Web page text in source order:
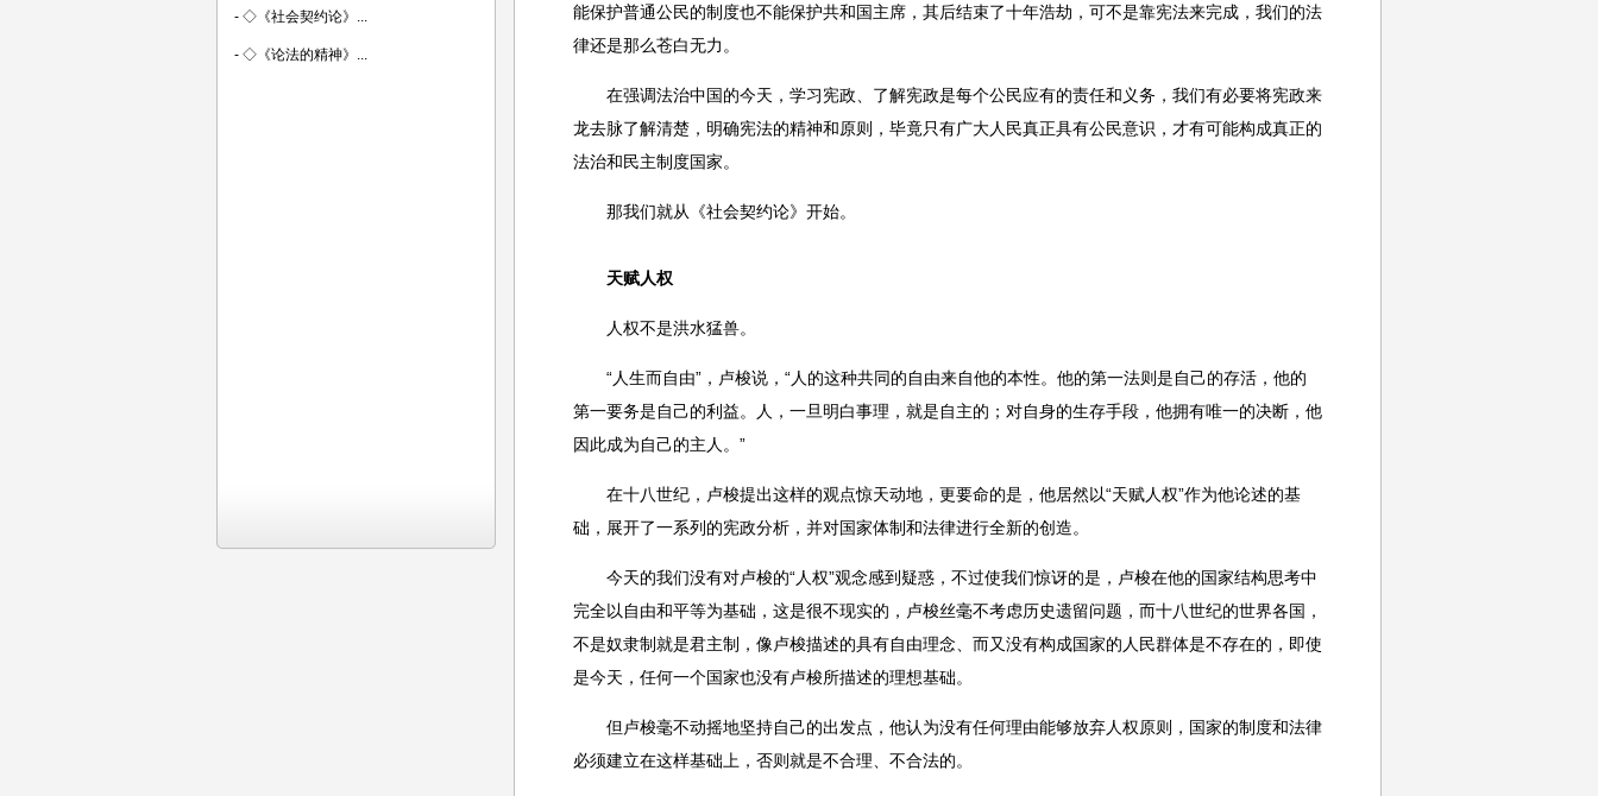
能保护普通公民的制度也不能保护共和国主席，其后结束了十年浩劫，可不是靠宪法来完成，我们的法
律还是那么苍白无力。
在强调法治中国的今天，学习宪政、了解宪政是每个公民应有的责任和义务，我们有必要将宪政来
龙去脉了解清楚，明确宪法的精神和原则，毕竟只有广大人民真正具有公民意识，才有可能构成真正的
法治和民主制度国家。
那我们就从《社会契约论》开始。
天赋人权
人权不是洪水猛兽。
“人生而自由”，卢梭说，“人的这种共同的自由来自他的本性。他的第一法则是自己的存活，他的
第一要务是自己的利益。人，一旦明白事理，就是自主的；对自身的生存手段，他拥有唯一的决断，他
因此成为自己的主人。”
在十八世纪，卢梭提出这样的观点惊天动地，更要命的是，他居然以“天赋人权”作为他论述的基
础，展开了一系列的宪政分析，并对国家体制和法律进行全新的创造。
今天的我们没有对卢梭的“人权”观念感到疑惑，不过使我们惊讶的是，卢梭在他的国家结构思考中
完全以自由和平等为基础，这是很不现实的，卢梭丝毫不考虑历史遗留问题，而十八世纪的世界各国，
不是奴隶制就是君主制，像卢梭描述的具有自由理念、而又没有构成国家的人民群体是不存在的，即使
是今天，任何一个国家也没有卢梭所描述的理想基础。
但卢梭毫不动摇地坚持自己的出发点，他认为没有任何理由能够放弃人权原则，国家的制度和法律
必须建立在这样基础上，否则就是不合理、不合法的。
- ◇《社会契约论》...
- ◇《论法的精神》...